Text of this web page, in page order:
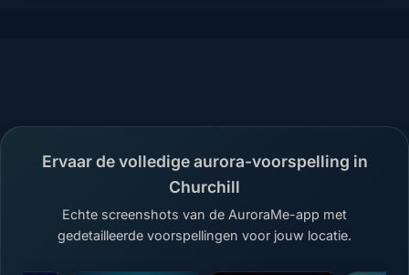
Ervaar de volledige aurora-voorspelling in
Churchill
Echte screenshots van de AuroraMe-app met
gedetailleerde voorspellingen voor jouw locatie.